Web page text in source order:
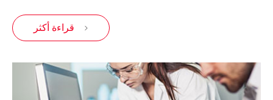
قراءة أكثر 